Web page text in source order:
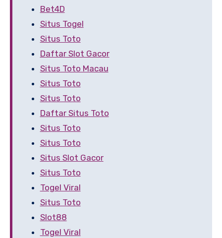
Bet4D
Situs Togel
Situs Toto
Daftar Slot Gacor
Situs Toto Macau
Situs Toto
Situs Toto
Daftar Situs Toto
Situs Toto
Situs Toto
Situs Slot Gacor
Situs Toto
Togel Viral
Situs Toto
Slot88
Togel Viral